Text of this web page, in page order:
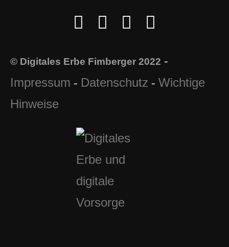
© Digitales Erbe Fimberger 2022 -
Impressum - Datenschutz - Wichtige
Hinweise